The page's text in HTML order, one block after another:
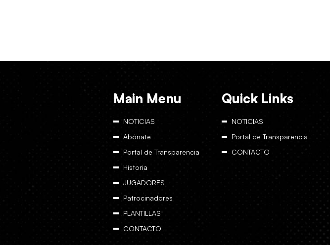
Main Menu
NOTICIAS
Abónate
Portal de Transparencia
Historia
JUGADORES
Patrocinadores
PLANTILLAS
CONTACTO
Quick Links
NOTICIAS
Portal de Transparencia
CONTACTO